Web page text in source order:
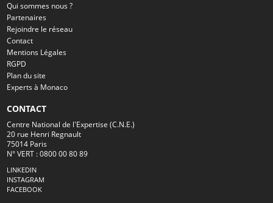
Qui sommes nous ?
Partenaires
Rejoindre le réseau
Contact
Mentions Légales
RGPD
Plan du site
Experts à Monaco
CONTACT
Centre National de l'Expertise (C.N.E.)
20 rue Henri Regnault
75014 Paris
N° VERT : 0800 00 80 89
LINKEDIN
INSTAGRAM
FACEBOOK